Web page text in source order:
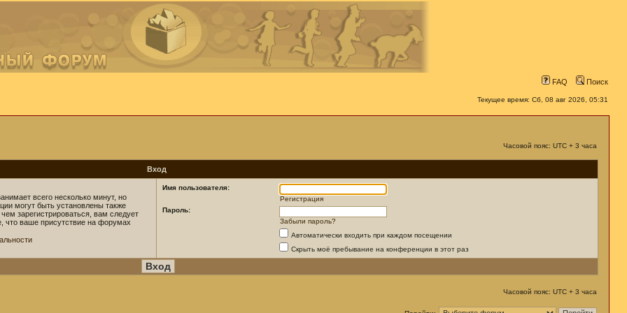
FAQ Поиск
Текущее время: Сб, 08 авг 2026, 05:31
Часовой пояс: UTC + 3 часа
Вход
всего несколько минут, но
могут быть установлены также
зарегистрироваться, вам следует
что ваше присутствие на форумах
Имя пользователя:
Регистрация
Пароль:
Забыли пароль?
Автоматически входить при каждом посещении
Скрыть моё пребывание на конференции в этот раз
Часовой пояс: UTC + 3 часа